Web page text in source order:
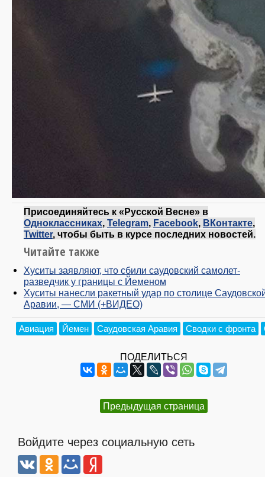
Присоединяйтесь к «Русской Весне» в
Одноклассниках, Telegram, Facebook, ВКонтакте,
Twitter, чтобы быть в курсе последних новостей.
Читайте также
Хуситы заявляют, что сбили саудовский самолет-
разведчик у границы с Йеменом
Хуситы нанесли ракетный удар по столице
Аравии, — СМИ (+ВИДЕО)
Авиация Йемен Саудовская Аравия Сводки с фронта
ПОДЕЛИТЬСЯ
Предыдущая страница
Войдите через социальную сеть